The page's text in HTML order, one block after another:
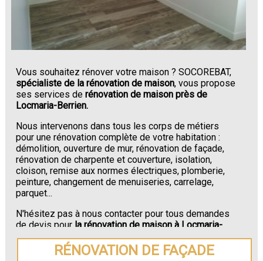
Vous souhaitez rénover votre maison ? SOCOREBAT,
spécialiste de la rénovation de maison, vous propose
ses services derénovation de maison près de
Locmaria-Berrien.
Nous intervenons dans tous les corps de métiers
pour une rénovation complète de votre habitation :
démolition, ouverture de mur, rénovation de façade,
rénovation de charpente et couverture, isolation,
cloison, remise aux normes électriques, plomberie,
peinture, changement de menuiseries, carrelage,
parquet...
N'hésitez pas à nous contacter pour tous demandes
de devis pour la rénovation de maison à Locmaria-
Berrien.
RÉNOVATION DE FAÇADE